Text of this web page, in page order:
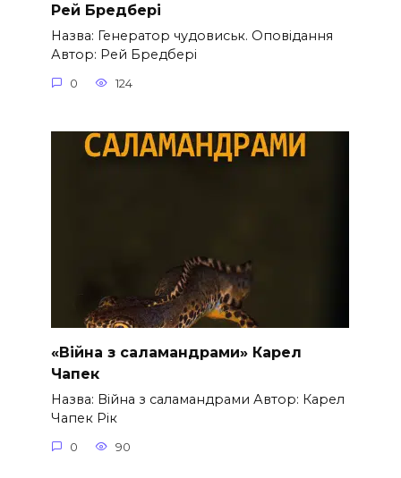
Рей Бредбері
Назва: Генератор чудовиськ. Оповідання
Автор: Рей Бредбері
0 124
«Війна з саламандрами» Карел
Чапек
Назва: Війна з саламандрами Автор: Карел
Чапек Рік
0 90